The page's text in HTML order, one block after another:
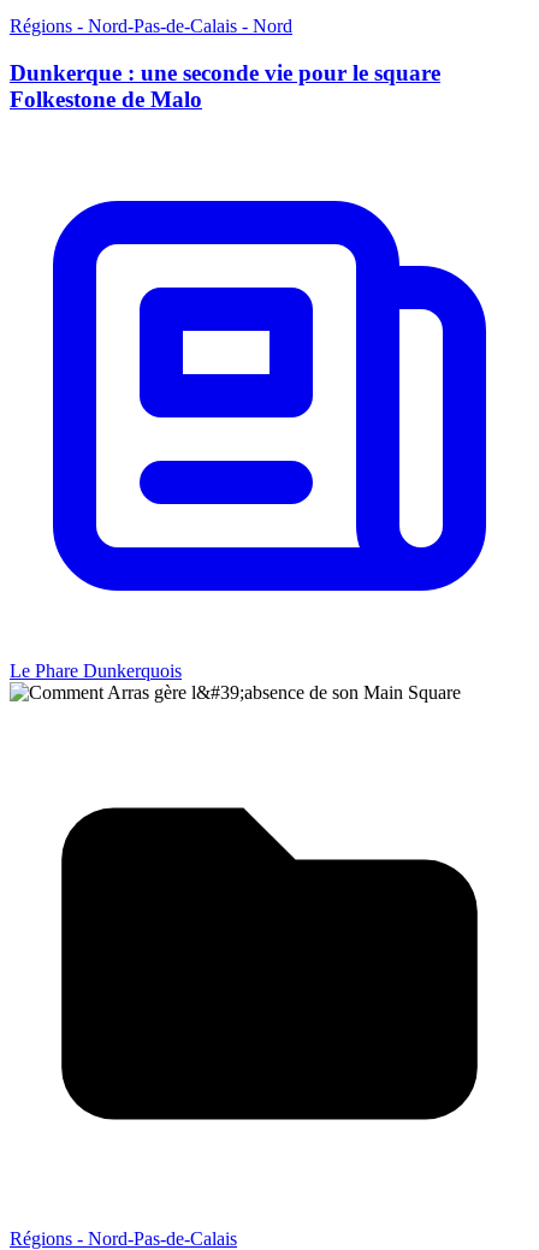
Régions - Nord-Pas-de-Calais - Nord
Dunkerque : une seconde vie pour le square
Folkestone de Malo
Le Phare Dunkerquois
Régions - Nord-Pas-de-Calais